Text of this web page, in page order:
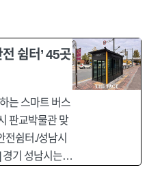
쉼터’ 45곳
는 스마트 버스
판교박물관 맞
전쉼터./성남시
경기 성남시는…